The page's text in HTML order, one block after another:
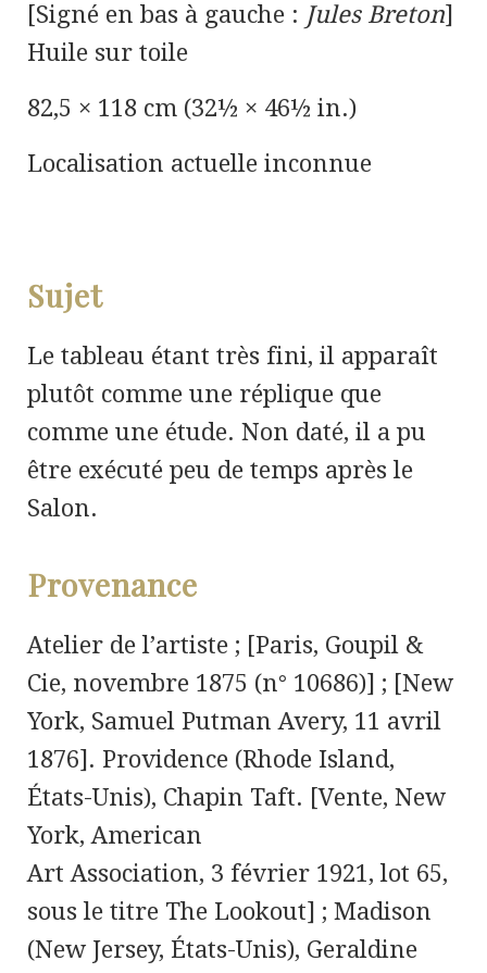
[Signé en bas à gauche : Jules Breton]
Huile sur toile
82,5 × 118 cm (32½ × 46½ in.)
Localisation actuelle inconnue
Sujet
Le tableau étant très fini, il apparaît
plutôt comme une réplique que
comme une étude. Non daté, il a pu
être exécuté peu de temps après le
Salon.
Provenance
Atelier de l’artiste ; [Paris, Goupil &
Cie, novembre 1875 (n° 10686)] ; [New
York, Samuel Putman Avery, 11 avril
1876]. Providence (Rhode Island,
États-Unis), Chapin Taft. [Vente, New
York, American
Art Association, 3 février 1921, lot 65,
sous le titre The Lookout] ; Madison
(New Jersey, États-Unis), Geraldine